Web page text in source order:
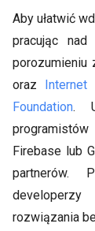
Aby ułatwić
pracując
porozumieniu
oraz
Foundation.
Firebase lub
partnerów.
rozwiązania